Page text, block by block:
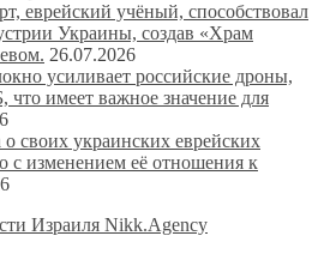
еврейский учёный, способствовал
Украины, создав «Храм
26.07.2026
усиливает российские дроны,
имеет важное значение для
своих украинских еврейских
с изменением её отношения к
Израиля Nikk.Agency